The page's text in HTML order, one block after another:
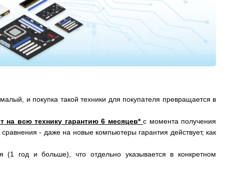
и покупка такой техники для покупателя превращается в
на всю технику гарантию 6 месяцев*с момента получения
- даже на новые компьютеры гарантия действует, как
(1 год и больше), что отдельно указывается в конкретном